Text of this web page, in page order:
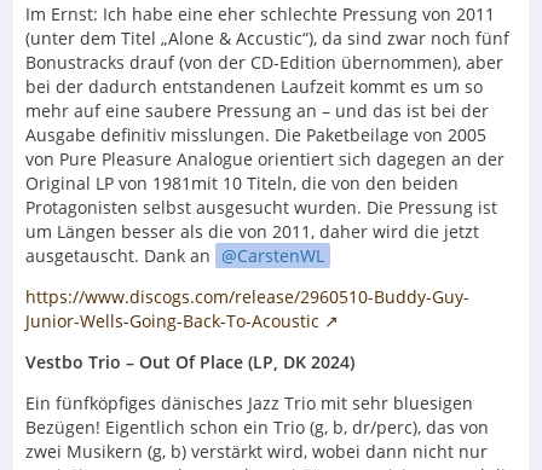
Im Ernst: Ich habe eine eher schlechte Pressung von 2011
(unter dem Titel „Alone & Accustic“), da sind zwar noch fünf
Bonustracks drauf (von der CD-Edition übernommen), aber
bei der dadurch entstandenen Laufzeit kommt es um so
mehr auf eine saubere Pressung an – und das ist bei der
Ausgabe definitiv misslungen. Die Paketbeilage von 2005
von Pure Pleasure Analogue orientiert sich dagegen an der
Original LP von 1981mit 10 Titeln, die von den beiden
Protagonisten selbst ausgesucht wurden. Die Pressung ist
um Längen besser als die von 2011, daher wird die jetzt
ausgetauscht. Dank an
CarstenWL
https://www.discogs.com/release/2960510-Buddy-Guy-
Junior-Wells-Going-Back-To-Acoustic
Vestbo Trio – Out Of Place (LP, DK 2024)
Ein fünfköpfiges dänisches Jazz Trio mit sehr bluesigen
Bezügen! Eigentlich schon ein Trio (g, b, dr/perc), das von
zwei Musikern (g, b) verstärkt wird, wobei dann nicht nur